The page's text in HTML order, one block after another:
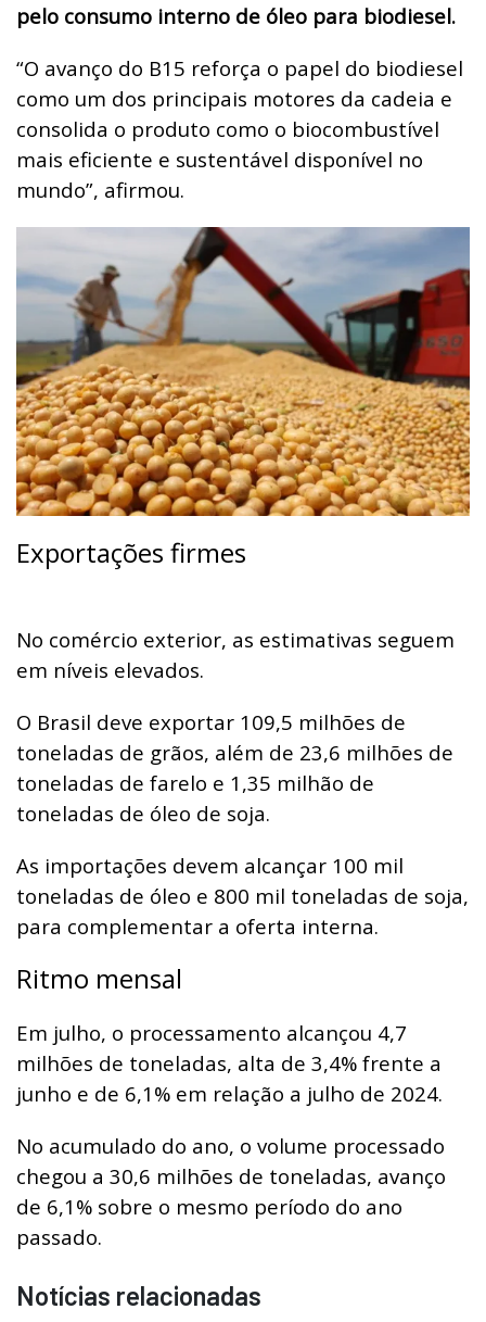
pelo consumo interno de óleo para biodiesel.
“O avanço do B15 reforça o papel do biodiesel
como um dos principais motores da cadeia e
consolida o produto como o biocombustível
mais eficiente e sustentável disponível no
mundo”, afirmou.
Exportações firmes
No comércio exterior, as estimativas seguem
em níveis elevados.
O Brasil deve exportar 109,5 milhões de
toneladas de grãos, além de 23,6 milhões de
toneladas de farelo e 1,35 milhão de
toneladas de óleo de soja.
As importações devem alcançar 100 mil
toneladas de óleo e 800 mil toneladas de soja,
para complementar a oferta interna.
Ritmo mensal
Em julho, o processamento alcançou 4,7
milhões de toneladas, alta de 3,4% frente a
junho e de 6,1% em relação a julho de 2024.
No acumulado do ano, o volume processado
chegou a 30,6 milhões de toneladas, avanço
de 6,1% sobre o mesmo período do ano
passado.
Notícias relacionadas